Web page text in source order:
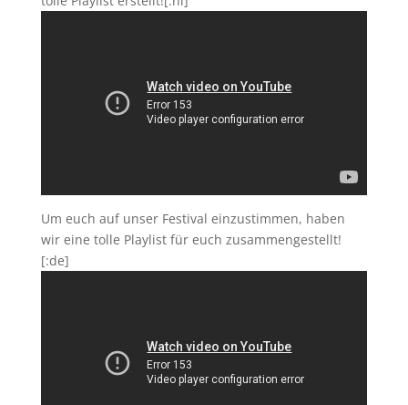
Um euch auf unser Festival einzustimmen, haben
wir eine tolle Playlist für euch zusammengestellt!
[:de]